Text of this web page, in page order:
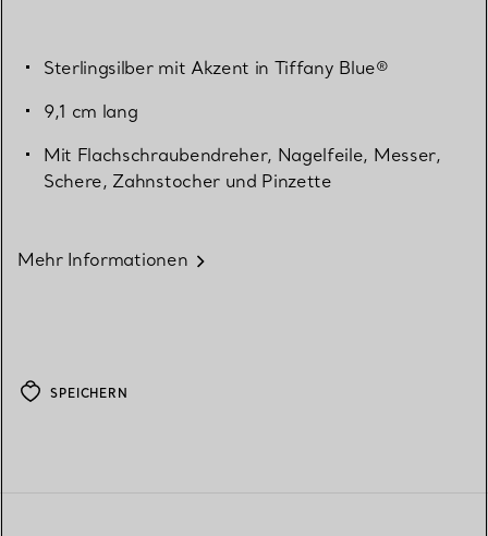
Sterlingsilber mit Akzent in Tiffany Blue®
9,1 cm lang
Mit Flachschraubendreher, Nagelfeile, Messer,
Schere, Zahnstocher und Pinzette
Mehr Informationen
SPEICHERN